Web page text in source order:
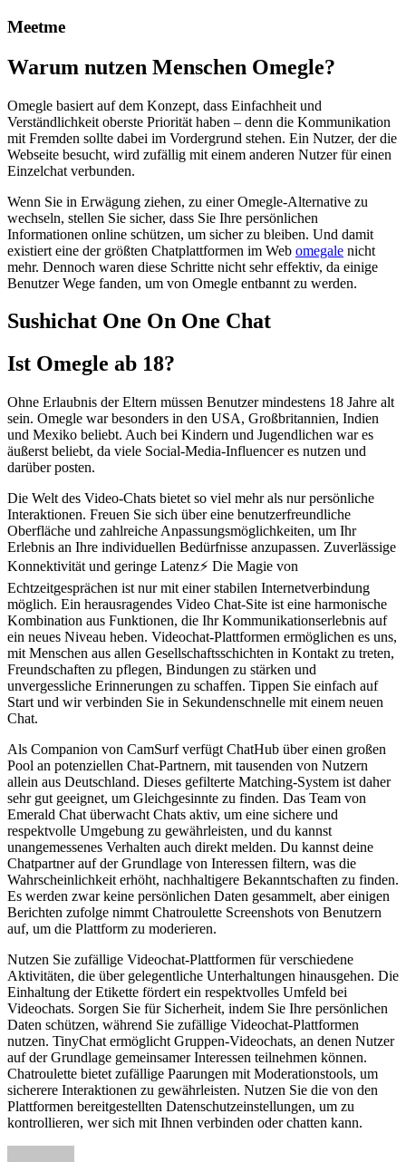
Meetme
Warum nutzen Menschen Omegle?
Omegle basiert auf dem Konzept, dass Einfachheit und
Verständlichkeit oberste Priorität haben – denn die Kommunikation
mit Fremden sollte dabei im Vordergrund stehen. Ein Nutzer, der die
Webseite besucht, wird zufällig mit einem anderen Nutzer für einen
Einzelchat verbunden.
Wenn Sie in Erwägung ziehen, zu einer Omegle-Alternative zu
wechseln, stellen Sie sicher, dass Sie Ihre persönlichen
Informationen online schützen, um sicher zu bleiben. Und damit
existiert eine der größten Chatplattformen im Web omegale nicht
mehr. Dennoch waren diese Schritte nicht sehr effektiv, da einige
Benutzer Wege fanden, um von Omegle entbannt zu werden.
Sushichat One On One Chat
Ist Omegle ab 18?
Ohne Erlaubnis der Eltern müssen Benutzer mindestens 18 Jahre alt
sein. Omegle war besonders in den USA, Großbritannien, Indien
und Mexiko beliebt. Auch bei Kindern und Jugendlichen war es
äußerst beliebt, da viele Social-Media-Influencer es nutzen und
darüber posten.
Die Welt des Video-Chats bietet so viel mehr als nur persönliche
Interaktionen. Freuen Sie sich über eine benutzerfreundliche
Oberfläche und zahlreiche Anpassungsmöglichkeiten, um Ihr
Erlebnis an Ihre individuellen Bedürfnisse anzupassen. Zuverlässige
Konnektivität und geringe Latenz⚡ Die Magie von
Echtzeitgesprächen ist nur mit einer stabilen Internetverbindung
möglich. Ein herausragendes Video Chat-Site ist eine harmonische
Kombination aus Funktionen, die Ihr Kommunikationserlebnis auf
ein neues Niveau heben. Videochat-Plattformen ermöglichen es uns,
mit Menschen aus allen Gesellschaftsschichten in Kontakt zu treten,
Freundschaften zu pflegen, Bindungen zu stärken und
unvergessliche Erinnerungen zu schaffen. Tippen Sie einfach auf
Start und wir verbinden Sie in Sekundenschnelle mit einem neuen
Chat.
Als Companion von CamSurf verfügt ChatHub über einen großen
Pool an potenziellen Chat-Partnern, mit tausenden von Nutzern
allein aus Deutschland. Dieses gefilterte Matching-System ist daher
sehr gut geeignet, um Gleichgesinnte zu finden. Das Team von
Emerald Chat überwacht Chats aktiv, um eine sichere und
respektvolle Umgebung zu gewährleisten, und du kannst
unangemessenes Verhalten auch direkt melden. Du kannst deine
Chatpartner auf der Grundlage von Interessen filtern, was die
Wahrscheinlichkeit erhöht, nachhaltigere Bekanntschaften zu finden.
Es werden zwar keine persönlichen Daten gesammelt, aber einigen
Berichten zufolge nimmt Chatroulette Screenshots von Benutzern
auf, um die Plattform zu moderieren.
Nutzen Sie zufällige Videochat-Plattformen für verschiedene
Aktivitäten, die über gelegentliche Unterhaltungen hinausgehen. Die
Einhaltung der Etikette fördert ein respektvolles Umfeld bei
Videochats. Sorgen Sie für Sicherheit, indem Sie Ihre persönlichen
Daten schützen, während Sie zufällige Videochat-Plattformen
nutzen. TinyChat ermöglicht Gruppen-Videochats, an denen Nutzer
auf der Grundlage gemeinsamer Interessen teilnehmen können.
Chatroulette bietet zufällige Paarungen mit Moderationstools, um
sicherere Interaktionen zu gewährleisten. Nutzen Sie die von den
Plattformen bereitgestellten Datenschutzeinstellungen, um zu
kontrollieren, wer sich mit Ihnen verbinden oder chatten kann.